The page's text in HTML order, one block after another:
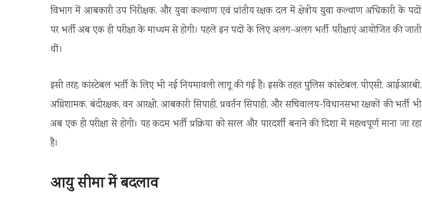
विभाग में आबकारी उप निरीक्षक, और युवा कल्याण एवं प्रांतीय रक्षक दल में क्षेत्रीय युवा कल्याण अधिकारी के पदों
पर भर्ती अब एक ही परीक्षा के माध्यम से होगी। पहले इन पदों के लिए अलग-अलग भर्ती परीक्षाएं आयोजित की जाती
थीं।
इसी तरह, कांस्टेबल भर्ती के लिए भी नई नियमावली लागू की गई है। इसके तहत पुलिस कांस्टेबल, पीएसी, आईआरबी,
अग्निशामक, बंदीरक्षक, वन आरक्षी, आबकारी सिपाही, प्रवर्तन सिपाही, और सचिवालय-विधानसभा रक्षकों की भर्ती भी
अब एक ही परीक्षा से होगी। यह कदम भर्ती प्रक्रिया को सरल और पारदर्शी बनाने की दिशा में महत्वपूर्ण माना जा रहा
है।
आयु सीमा में बदलाव